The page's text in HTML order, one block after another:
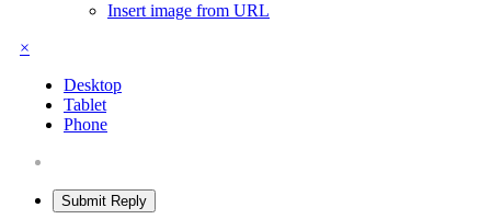
Insert image from URL
×
Desktop
Tablet
Phone
Submit Reply